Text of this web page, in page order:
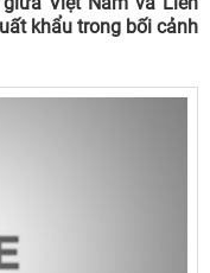
khẩu trong bối cảnh